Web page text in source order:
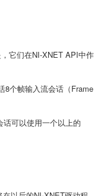
它们在NI-XNET API中作
8个帧输入流会话（Frame
可以使用一个以上的